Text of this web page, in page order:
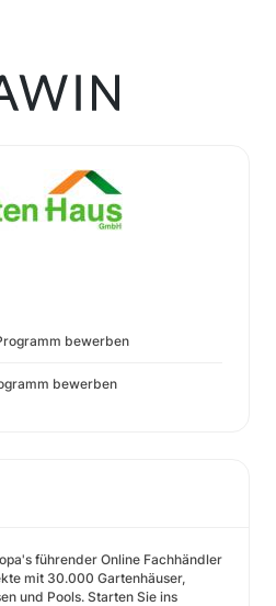
bewerben
bewerben
führender Online Fachhändler
mit 30.000 Gartenhäuser,
und Pools. Starten Sie ins